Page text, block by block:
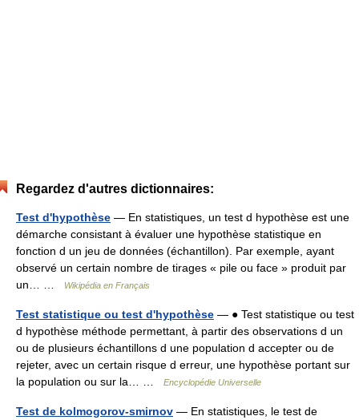
Regardez d'autres dictionnaires:
Test d'hypothèse — En statistiques, un test d hypothèse est une
démarche consistant à évaluer une hypothèse statistique en
fonction d un jeu de données (échantillon). Par exemple, ayant
observé un certain nombre de tirages « pile ou face » produit par
un… …
Wikipédia en Français
Test statistique ou test d'hypothèse — ● Test statistique ou test
d hypothèse méthode permettant, à partir des observations d un
ou de plusieurs échantillons d une population d accepter ou de
rejeter, avec un certain risque d erreur, une hypothèse portant sur
la population ou sur la… …
Encyclopédie Universelle
Test de kolmogorov-smirnov — En statistiques, le test de